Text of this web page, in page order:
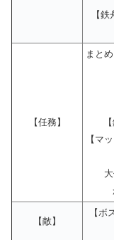
【鉄
【任務】
まとめ│
【マッ
【敵】
【ボ